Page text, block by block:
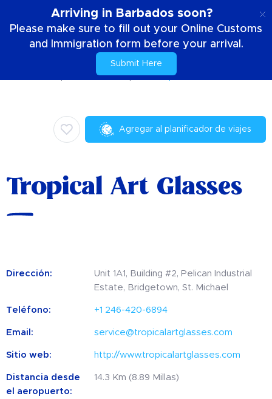
Arriving in Barbados soon?
Please make sure to fill out your Online Customs
and Immigration form before your arrival.
Submit Here
Cosas para hacer Compras Tropical Art Glasses
Agregar al planificador de viajes
Tropical Art Glasses
Dirección:
Unit 1A1, Building #2, Pelican Industrial
Estate, Bridgetown, St. Michael
Teléfono: +1 246-420-6894
Email: service@tropicalartglasses.com
Sitio web: http://www.tropicalartglasses.com
Distancia desde
el aeropuerto:
14.3 Km (8.89 Millas)